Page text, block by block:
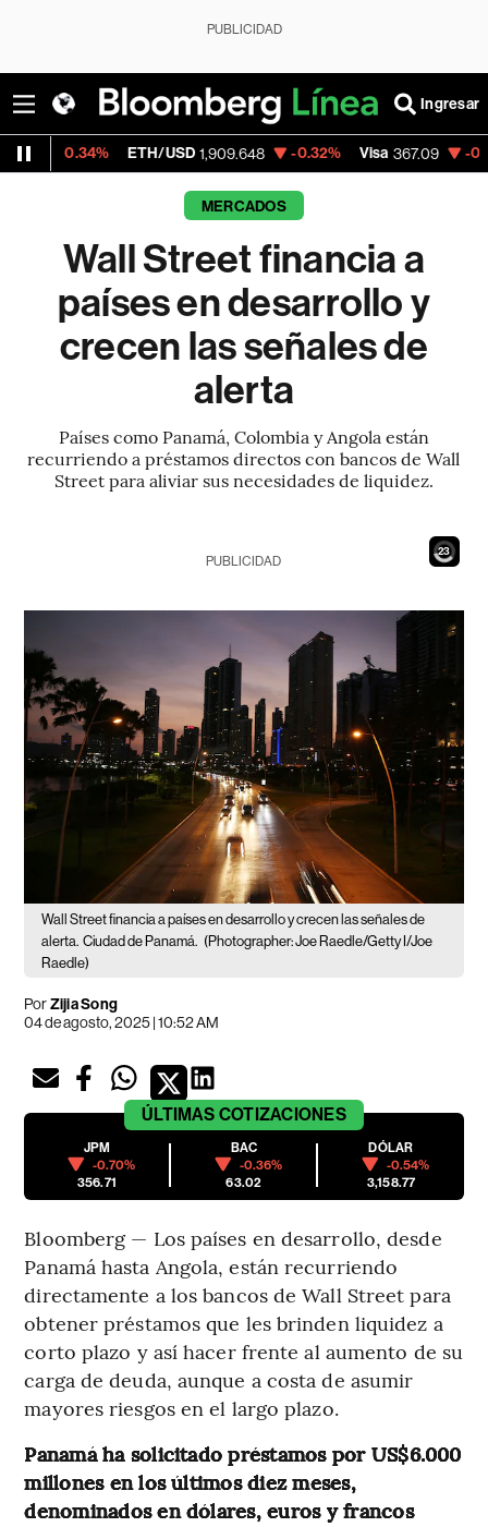
PUBLICIDAD
Ingresar
ETH/USD 1,909.648 -0.32% Visa 367.09 -0.39%
MERCADOS
Wall Street financia a
países en desarrollo y
crecen las señales de
alerta
Países como Panamá, Colombia y Angola están
recurriendo a préstamos directos con bancos de Wall
Street para aliviar sus necesidades de liquidez.
21
PUBLICIDAD
Wall Street financia a países en desarrollo y crecen las señales de
alerta. Ciudad de Panamá. (Photographer: Joe Raedle/Getty I/Joe
Raedle)
PorZijia Song
04 de agosto, 2025 | 10:52 AM
ÚLTIMAS COTIZACIONES
JPM
-0.70%
356.71
BAC
-0.36%
63.02
DÓLAR
-0.54%
3,158.77
Bloomberg — Los países en desarrollo, desde
Panamá hasta Angola, están recurriendo
directamente a los bancos de Wall Street para
obtener préstamos que les brinden liquidez a
corto plazo y así hacer frente al aumento de su
carga de deuda, aunque a costa de asumir
mayores riesgos en el largo plazo.
Panamá ha solicitado préstamos por US$6.000
millones en los últimos diez meses,
denominados en dólares, euros y francos